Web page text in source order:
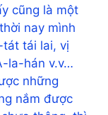
cũng là một
nay mình
tát tái lai, vị
la-hán v.v…
những
nắm được